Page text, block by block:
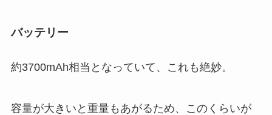
バッテリー
約3700mAh相当となっていて、これも絶妙。
容量が大きいと重量もあがるため、このくらいが